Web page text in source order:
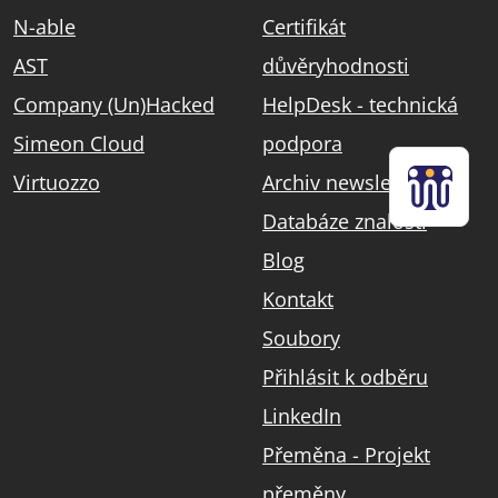
N-able
AST
Company (Un)Hacked
Simeon Cloud
Virtuozzo
Certifikát
důvěryhodnosti
HelpDesk - technická
podpora
Archiv newsletterů
Databáze znalostí
Blog
Kontakt
Soubory
Přihlásit k odběru
LinkedIn
Přeměna - Projekt